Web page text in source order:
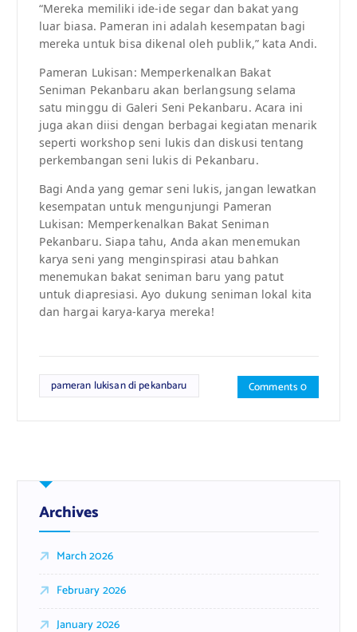
“Mereka memiliki ide-ide segar dan bakat yang
luar biasa. Pameran ini adalah kesempatan bagi
mereka untuk bisa dikenal oleh publik,” kata Andi.
Pameran Lukisan: Memperkenalkan Bakat
Seniman Pekanbaru akan berlangsung selama
satu minggu di Galeri Seni Pekanbaru. Acara ini
juga akan diisi dengan berbagai kegiatan menarik
seperti workshop seni lukis dan diskusi tentang
perkembangan seni lukis di Pekanbaru.
Bagi Anda yang gemar seni lukis, jangan lewatkan
kesempatan untuk mengunjungi Pameran
Lukisan: Memperkenalkan Bakat Seniman
Pekanbaru. Siapa tahu, Anda akan menemukan
karya seni yang menginspirasi atau bahkan
menemukan bakat seniman baru yang patut
untuk diapresiasi. Ayo dukung seniman lokal kita
dan hargai karya-karya mereka!
pameran lukisan di pekanbaru Comments 0
Archives
March 2026
February 2026
January 2026